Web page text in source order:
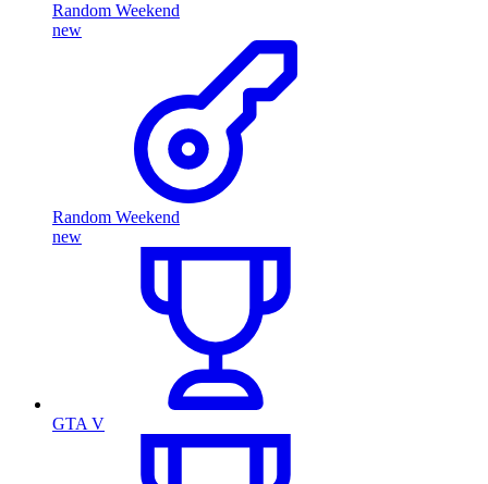
Random Weekend
new
Random Weekend
new
GTA V